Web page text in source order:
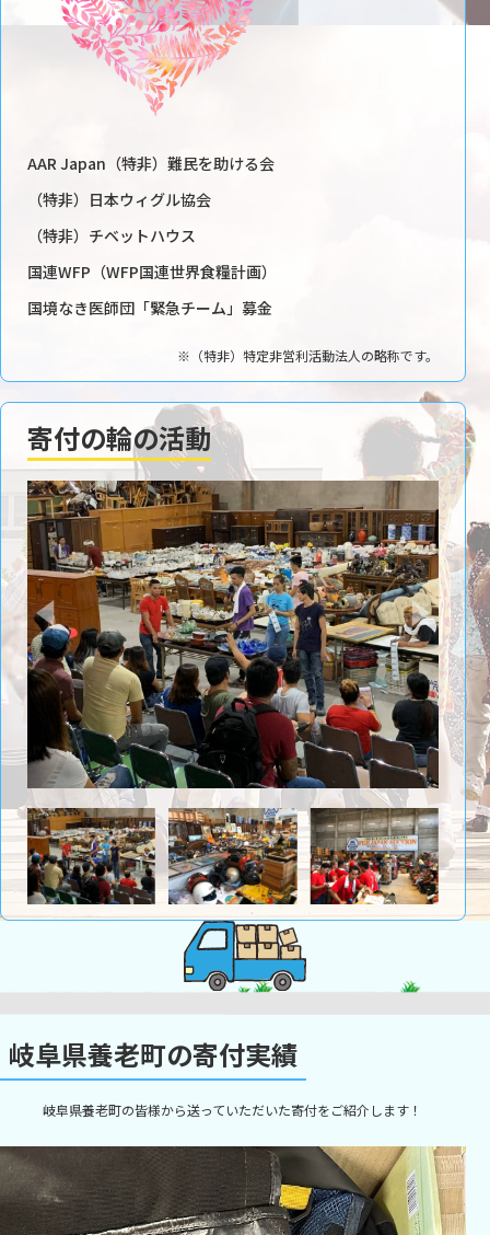
AAR Japan（特非）難民を助ける会
（特非）日本ウィグル協会
（特非）チベットハウス
国連WFP（WFP国連世界食糧計画）
国境なき医師団「緊急チーム」募金
※（特非）特定非営利活動法人の略称です。
寄付の輪の活動
岐阜県養老町の寄付実績
岐阜県養老町の皆様から送っていただいた寄付をご紹介します！